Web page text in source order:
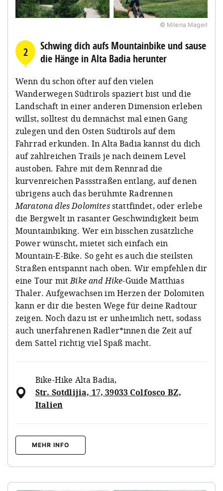
© Milena Magerl
2
Schwing dich aufs Mountainbike und sause
die Hänge in Alta Badia herunter
Wenn du schon öfter auf den vielen
Wanderwegen Südtirols spaziert bist und die
Landschaft in einer anderen Dimension erleben
willst, solltest du demnächst mal einen Gang
zulegen und den Osten Südtirols auf dem
Fahrrad erkunden. In Alta Badia kannst du dich
auf zahlreichen Trails je nach deinem Level
austoben. Fahre mit dem Rennrad die
kurvenreichen Passstraßen entlang, auf denen
übrigens auch das berühmte Radrennen
Maratona dles Dolomitesstattfindet, oder erlebe
die Bergwelt in rasanter Geschwindigkeit beim
Mountainbiking. Wer ein bisschen zusätzliche
Power wünscht, mietet sich einfach ein
Mountain-E-Bike. So geht es auch die steilsten
Straßen entspannt nach oben. Wir empfehlen dir
eine Tour mitBike and Hike-Guide Matthias
Thaler. Aufgewachsen im Herzen der Dolomiten
kann er dir die besten Wege für deine Radtour
zeigen. Noch dazu ist er unheimlich nett, sodass
auch unerfahrenen Radler*innen die Zeit auf
dem Sattel richtig viel Spaß macht.
Bike-Hike Alta Badia,
Str. Sotdlijia, 17, 39033 Colfosco BZ,
Italien
MEHR INFO